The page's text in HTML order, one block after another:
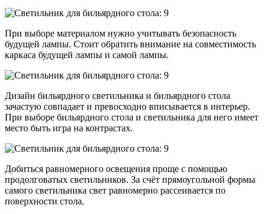
При выборе материалом нужно учитывать безопасность
будущей лампы. Стоит обратить внимание на совместимость
каркаса будущей лампы и самой лампы.
Дизайн бильярдного светильника и бильярдного стола
зачастую совпадает и превосходно вписывается в интерьер.
При выборе бильярдного стола и светильника для него имеет
место быть игра на контрастах.
Добиться равномерного освещения проще с помощью
продолговатых светильников. За счёт прямоугольной формы
самого светильника свет равномерно рассеивается по
поверхности стола.